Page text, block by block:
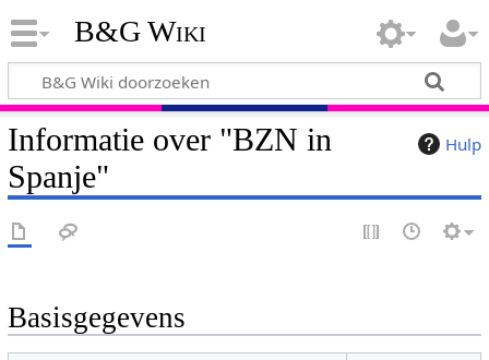
B&G Wiki
Hulp
Informatie over "BZN in
Spanje"
Basisgegevens